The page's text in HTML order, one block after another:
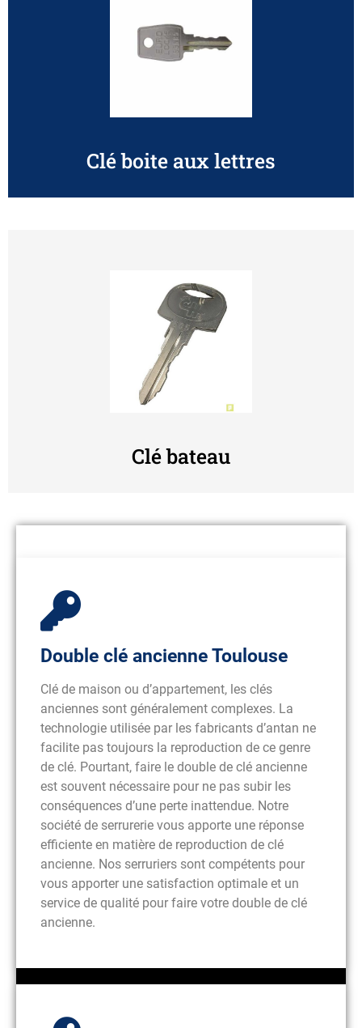
Clé boite aux lettres
Clé bateau
Double clé ancienne Toulouse
Clé de maison ou d’appartement, les clés
anciennes sont généralement complexes. La
technologie utilisée par les fabricants d’antan ne
facilite pas toujours la reproduction de ce genre
de clé. Pourtant, faire le double de clé ancienne
est souvent nécessaire pour ne pas subir les
conséquences d’une perte inattendue. Notre
société de serrurerie vous apporte une réponse
efficiente en matière de reproduction de clé
ancienne. Nos serruriers sont compétents pour
vous apporter une satisfaction optimale et un
service de qualité pour faire votre double de clé
ancienne.